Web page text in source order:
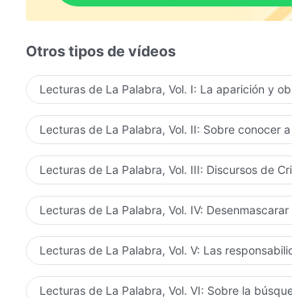
Otros tipos de vídeos
Lecturas de La Palabra, Vol. I: La aparición y
Lecturas de La Palabra, Vol. II: Sobre conocer
Lecturas de La Palabra, Vol. III: Discursos de
Lecturas de La Palabra, Vol. IV:
Lecturas de La Palabra, Vol. V: Las
Lecturas de La Palabra, Vol. VI: Sobre la